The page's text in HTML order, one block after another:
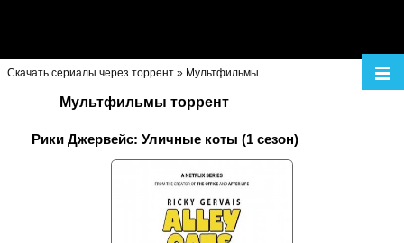
Скачать сериалы через торрент » Мультфильмы
Мультфильмы торрент
Рики Джервейс: Уличные коты (1 сезон)